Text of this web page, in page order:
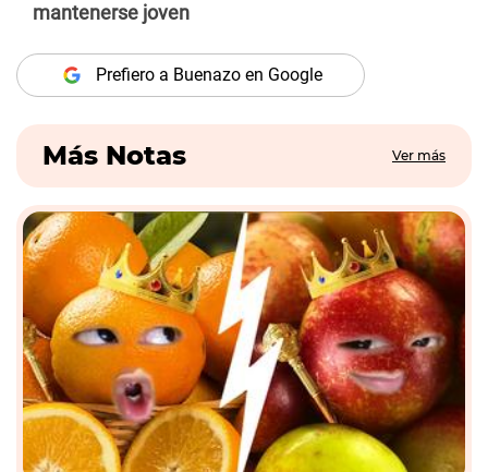
mantenerse joven
Prefiero a Buenazo en Google
Más Notas Ver más